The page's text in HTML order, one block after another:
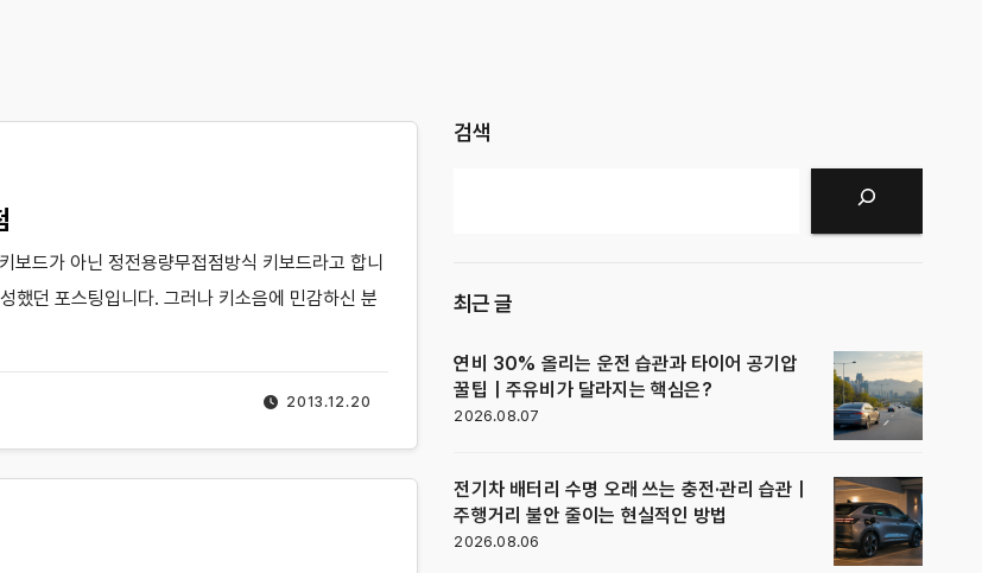
2013.12.20
드가 아닌 정전용량무접점방식 키보드라고 합니
했던 포스팅입니다. 그러나 키소음에 민감하신 분
검색
최근 글
연비 30% 올리는 운전 습관과 타이어 공기압
꿀팁｜주유비가 달라지는 핵심은?
2026.08.07
전기차 배터리 수명 오래 쓰는 충전·관리 습관｜
주행거리 불안 줄이는 현실적인 방법
2026.08.06